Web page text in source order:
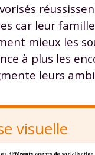
car leur
mieux les
à plus les
leurs
visuelle
mail sera
newsletter. Vous
moment, à travers le
dans chaque
la gestion de vos
pour exercer vos droits,
charte